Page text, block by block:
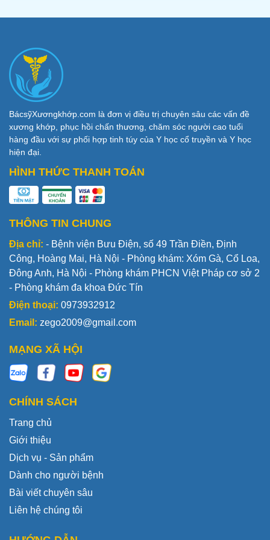
BácsỹXươngkhớp.com là đơn vị điều trị chuyên sâu các vấn đề
xương khớp, phục hồi chấn thương, chăm sóc người cao tuổi
hàng đầu với sự phối hợp tinh túy của Y học cổ truyền và Y học
hiện đại.
HÌNH THỨC THANH TOÁN
THÔNG TIN CHUNG
Địa chỉ: - Bệnh viện Bưu Điện, số 49 Trần Điền, Định
Công, Hoàng Mai, Hà Nội - Phòng khám: Xóm Gà, Cổ Loa,
Đông Anh, Hà Nội - Phòng khám PHCN Việt Pháp cơ sở 2
- Phòng khám đa khoa Đức Tín
Điện thoại: 0973932912
Email: zego2009@gmail.com
MẠNG XÃ HỘI
CHÍNH SÁCH
Trang chủ
Giới thiệu
Dịch vụ - Sản phẩm
Dành cho người bệnh
Bài viết chuyên sâu
Liên hệ chúng tôi